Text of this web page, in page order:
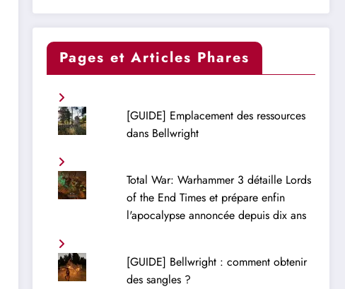
Pages et Articles Phares
[GUIDE] Emplacement des ressources
dans Bellwright
Total War: Warhammer 3 détaille Lords
of the End Times et prépare enfin
l'apocalypse annoncée depuis dix ans
[GUIDE] Bellwright : comment obtenir
des sangles ?